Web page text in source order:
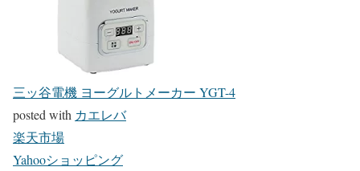
三ッ谷電機 ヨーグルトメーカー YGT-4
posted with カエレバ
楽天市場
Yahooショッピング